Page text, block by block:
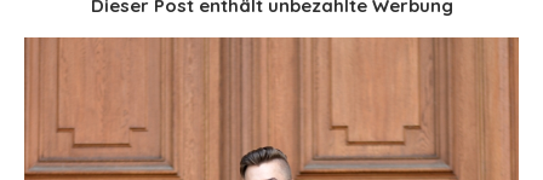
Dieser Post enthält unbezahlte Werbung